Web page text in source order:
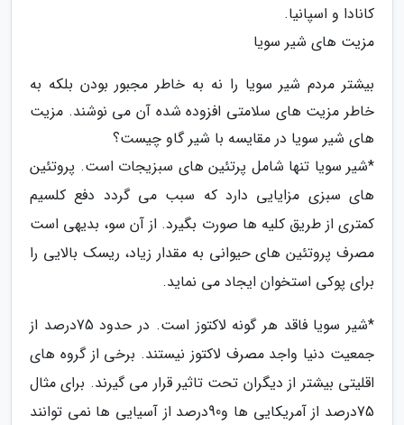
کانادا و اسپانیا.
مزیت های شیر سویا
بیشتر مردم شیر سویا را نه به خاطر مجبور بودن بلکه به
خاطر مزیت های سلامتی افزوده شده آن می نوشند. مزیت
های شیر سویا در مقایسه با شیر گاو چیست؟
*شیر سویا تنها شامل پرتئین های سبزیجات است. پروتئین
های سبزی مزایایی دارد که سبب می گردد دفع کلسیم
کمتری از طریق کلیه ها صورت بگیرد. از آن سو، بدیهی است
مصرف پروتئین های حیوانی به مقدار زیاد، ریسک بالایی را
برای پوکی استخوان ایجاد می نماید.
*شیر سویا فاقد هر گونه لاکتوز است. در حدود 75درصد از
جمعیت دنیا واجد مصرف لاکتوز نیستند. برخی از گروه های
اقلیتی بیشتر از دیگران تحت تاثیر قرار می گیرند. برای مثال
75درصد از آمریکایی ها و90درصد از آسیایی ها نمی توانند